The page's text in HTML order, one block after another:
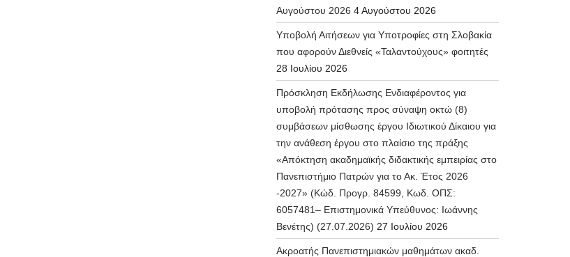
Αυγούστου 2026 4 Αυγούστου 2026
Υποβολή Αιτήσεων για Υποτροφίες στη Σλοβακία
που αφορούν Διεθνείς «Ταλαντούχους» φοιτητές
28 Ιουλίου 2026
Πρόσκληση Εκδήλωσης Ενδιαφέροντος για
υποβολή πρότασης προς σύναψη οκτώ (8)
συμβάσεων μίσθωσης έργου Ιδιωτικού Δίκαιου για
την ανάθεση έργου στο πλαίσιο της πράξης
«Απόκτηση ακαδημαϊκής διδακτικής εμπειρίας στο
Πανεπιστήμιο Πατρών για το Ακ. Έτος 2026
-2027» (Κώδ. Προγρ. 84599, Κωδ. ΟΠΣ:
6057481– Επιστημονικά Υπεύθυνος: Ιωάννης
Βενέτης) (27.07.2026) 27 Ιουλίου 2026
Ακροατής Πανεπιστημιακών μαθημάτων ακαδ.